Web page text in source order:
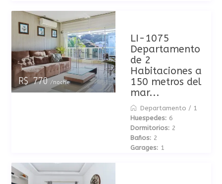
R$ 770/noche
LI-1075
Departamento
de 2
Habitaciones a
150 metros del
mar...
Departamento / 1
Huespedes: 6
Dormitorios: 2
Baños: 2
Garages: 1